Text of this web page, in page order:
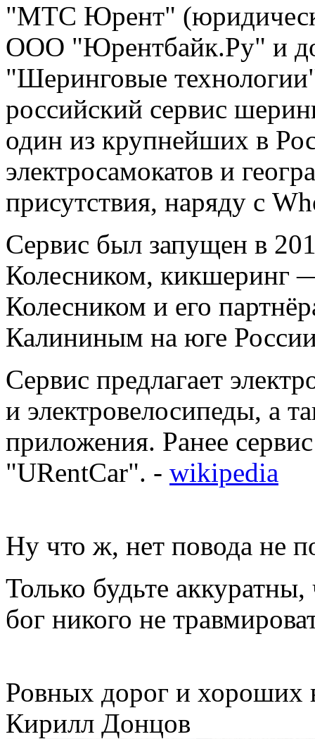
"МТС Юрент"
ООО "Юрентбайк.Ру" и
"Шеринговые
российский сервис
один из крупнейших в
электросамокатов и
присутствия, наряду с
Сервис был запущен в
Колесником, кикшеринг
Колесником и его
Калининым на юге
Сервис предлагает
и электровелосипеды, а
приложения. Ранее
"URentCar". - wikipedia
Ну что ж, нет повода не
Только будьте
бог никого не
Ровных дорог и хороших
Кирилл Донцов